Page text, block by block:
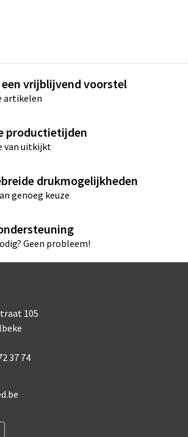
vrijblijvend voorstel
artikelen
productietijden
van uitkijkt
drukmogelijkheden
genoeg keuze
Geen probleem!
105
37 74